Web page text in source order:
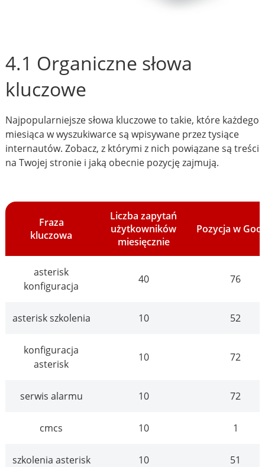
4.1 Organiczne słowa
kluczowe
Najpopularniejsze słowa kluczowe to takie, które każdego
miesiąca w wyszukiwarce są wpisywane przez tysiące
internautów. Zobacz, z którymi z nich powiązane są treści
na Twojej stronie i jaką obecnie pozycję zajmują.
Fraza
kluczowa
Liczba zapytań
użytkowników
miesięcznie
Pozycja w
asterisk
konfiguracja
40 76
asterisk szkolenia 10 52
konfiguracja
asterisk
10 72
serwis alarmu 10 72
cmcs 10 1
szkolenia asterisk 10 51